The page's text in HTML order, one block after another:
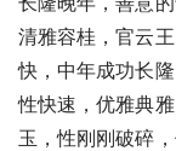
清雅容桂，官云
快，中年成功长
性快速，优雅典
玉，性刚刚破碎